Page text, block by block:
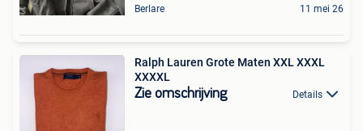
Berlare 11 mei 26
Ralph Lauren Grote Maten XXL XXXL
XXXXL
Zie omschrijving Details